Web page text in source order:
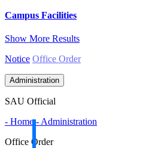
Campus Facilities
Show More Results
Notice Office Order
Administration
SAU Official
- Home - Administration
Office Order